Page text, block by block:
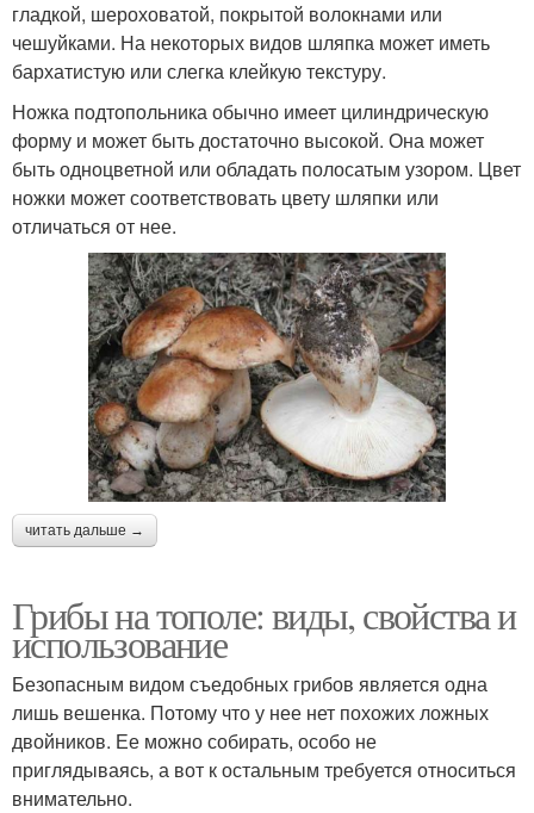
гладкой, шероховатой, покрытой волокнами или
чешуйками. На некоторых видов шляпка может иметь
бархатистую или слегка клейкую текстуру.
Ножка подтопольника обычно имеет цилиндрическую
форму и может быть достаточно высокой. Она может
быть одноцветной или обладать полосатым узором. Цвет
ножки может соответствовать цвету шляпки или
отличаться от нее.
читать дальше →
Грибы на тополе: виды, свойства и
использование
Безопасным видом съедобных грибов является одна
лишь вешенка. Потому что у нее нет похожих ложных
двойников. Ее можно собирать, особо не
приглядываясь, а вот к остальным требуется относиться
внимательно.